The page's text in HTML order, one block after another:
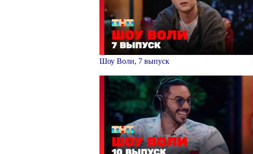
Шоу Воли, 7 выпуск